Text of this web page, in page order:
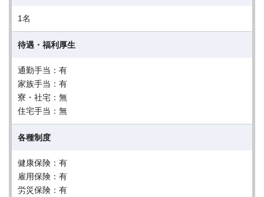
1名
待遇・福利厚生
通勤手当：有
家族手当：有
寮・社宅：無
住宅手当：無
各種制度
健康保険：有
雇用保険：有
労災保険：有